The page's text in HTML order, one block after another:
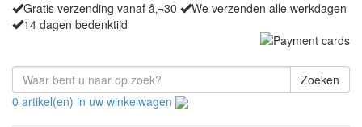
Gratis verzending vanaf â‚¬30
We verzenden alle werkdagen
14 dagen bedenktijd
Zoeken
0 artikel(en) in uw winkelwagen